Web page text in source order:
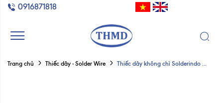
0916871818
Trang chủ Thiếc dây - Solder Wire Thiếc dây không chì Solderindo ...